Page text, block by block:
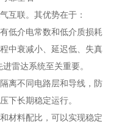
联。其优势在于：
介电常数和低介质损耗
中衰减小、延迟低、失真
雷达系统至关重要。
不同电路层和导线，防
下长期稳定运行。
料配比，可以实现稳定